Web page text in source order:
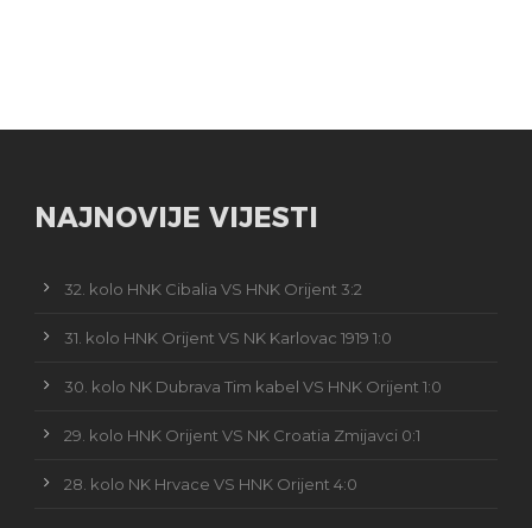
NAJNOVIJE VIJESTI
32. kolo HNK Cibalia VS HNK Orijent 3:2
31. kolo HNK Orijent VS NK Karlovac 1919 1:0
30. kolo NK Dubrava Tim kabel VS HNK Orijent 1:0
29. kolo HNK Orijent VS NK Croatia Zmijavci 0:1
28. kolo NK Hrvace VS HNK Orijent 4:0